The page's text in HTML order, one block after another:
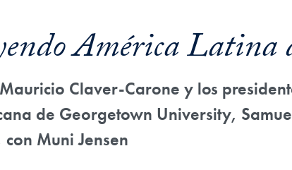
América Latina
Claver-Carone y los
de Georgetown University,
Muni Jensen